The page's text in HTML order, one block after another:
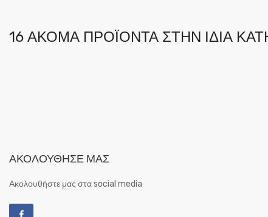
16 ΑΚΌΜΑ ΠΡΟΪΌΝΤΑ ΣΤΗΝ ΊΔΙΑ
ΑΚΟΛΟΎΘΗΣΕ ΜΑΣ
Ακολουθήστε μας στα social media